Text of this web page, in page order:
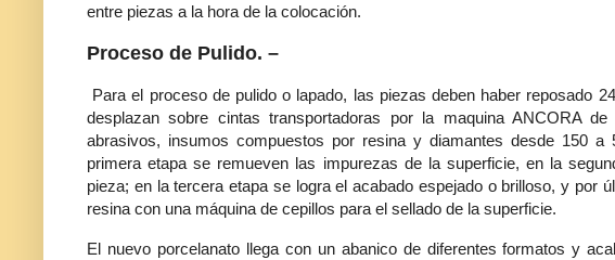
entre piezas a la hora de la colocación.
Proceso de Pulido. –
Para el proceso de pulido o lapado, las piezas deben haber reposado
desplazan sobre cintas transportadoras por la maquina ANCORA
abrasivos, insumos compuestos por resina y diamantes desde 150
primera etapa se remueven las impurezas de la superficie, en la
pieza; en la tercera etapa se logra el acabado espejado o brilloso, y por
resina con una máquina de cepillos para el sellado de la superficie.
El nuevo porcelanato llega con un abanico de diferentes formatos y